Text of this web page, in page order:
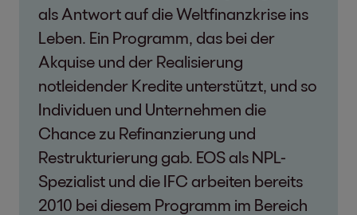
als Antwort auf die Weltfinanzkrise ins
Leben. Ein Programm, das bei der
Akquise und der Realisierung
notleidender Kredite unterstützt, und so
Individuen und Unternehmen die
Chance zu Refinanzierung und
Restrukturierung gab. EOS als NPL-
Spezialist und die IFC arbeiten bereits
2010 bei diesem Programm im Bereich